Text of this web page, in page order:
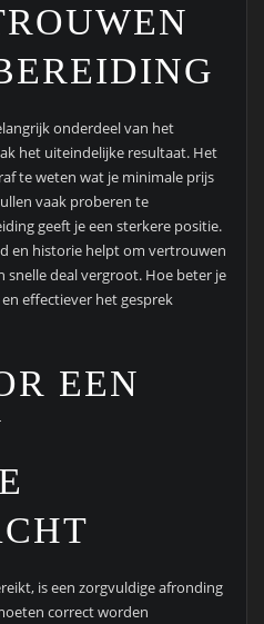
onderdeel van het
het uiteindelijke resultaat. Het
te weten wat je minimale prijs
vaak proberen te
geeft je een sterkere positie.
en historie helpt om vertrouwen
snelle deal vergroot. Hoe beter je
effectiever het gesprek
EEN
is een zorgvuldige afronding
correct worden